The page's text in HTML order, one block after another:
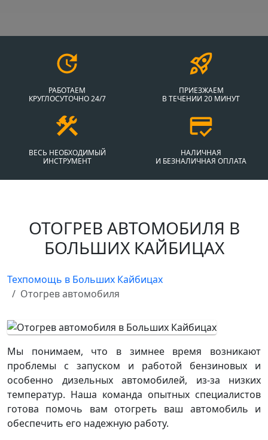
РАБОТАЕМ
КРУГЛОСУТОЧНО 24/7
ПРИЕЗЖАЕМ
В ТЕЧЕНИИ 20 МИНУТ
ВЕСЬ НЕОБХОДИМЫЙ
ИНСТРУМЕНТ
НАЛИЧНАЯ
И БЕЗНАЛИЧНАЯ ОПЛАТА
ОТОГРЕВ АВТОМОБИЛЯ В
БОЛЬШИХ КАЙБИЦАХ
Техпомощь в Больших Кайбицах
Отогрев автомобиля
Мы понимаем, что в зимнее время возникают
проблемы с запуском и работой бензиновых и
особенно дизельных автомобилей, из-за низких
температур. Наша команда опытных специалистов
готова помочь вам отогреть ваш автомобиль и
обеспечить его надежную работу.